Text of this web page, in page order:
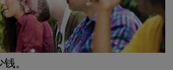
。